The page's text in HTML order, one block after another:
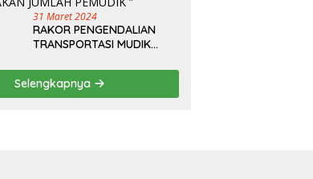
31 Maret 2024
RAKOR PENGENDALIAN
TRANSPORTASI MUDIK
DIPERKIRAKAN ADA
LONJAKAN JUMLAH
PEMUDIK ”
Selengkapnya